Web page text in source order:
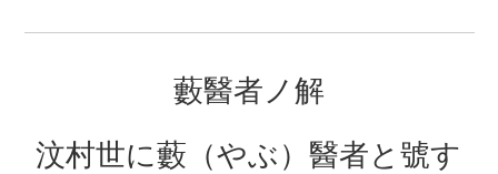
藪醫者ノ解
汶村世に藪（やぶ）醫者と號す